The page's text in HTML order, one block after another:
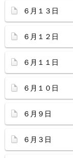
６月１３日
６月１２日
６月１１日
６月１０日
６月９日
６月３日